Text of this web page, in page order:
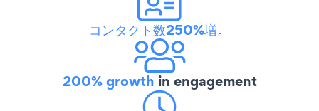
コンタクト数250%増。
200% growth in engagement